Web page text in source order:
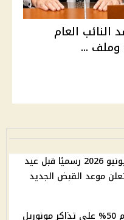
الـ4% تناشد النائب العام
وملف ...
تبكير صرف معاشات يونيو 2026 رسميًا قبل عيد
موعد القبض الجديد
وزارة النقل تعلن خصم 50% على تذاكر مونوريل